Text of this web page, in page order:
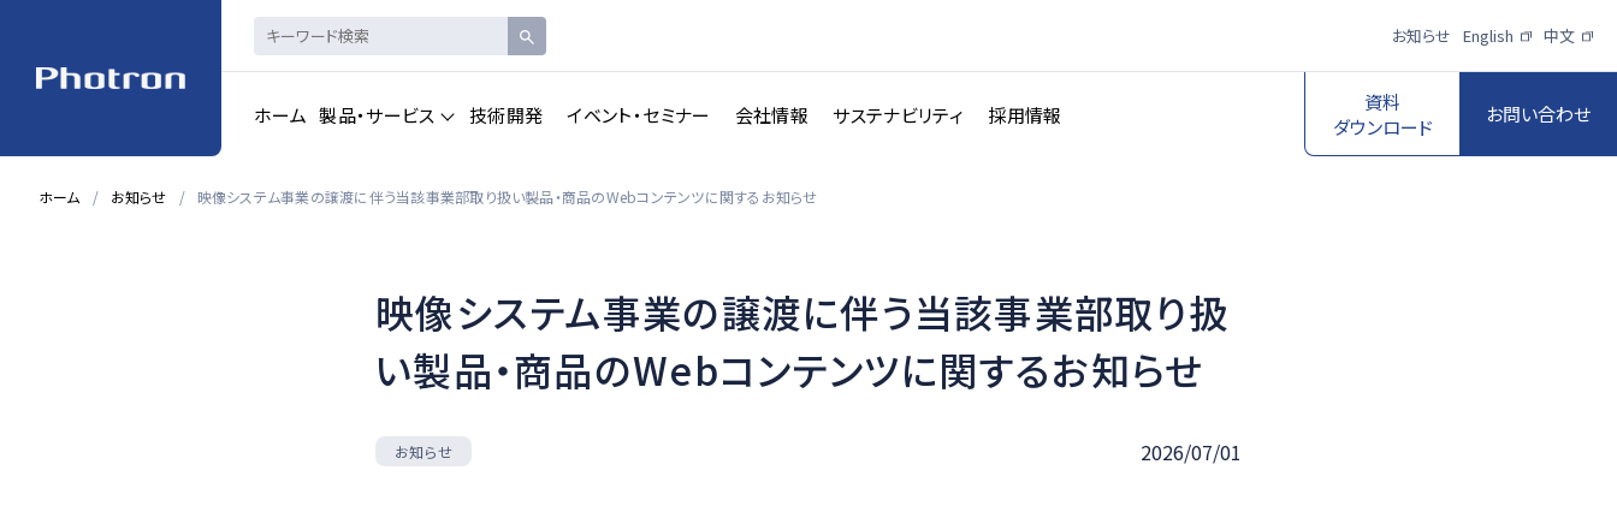
ホーム 製品・サービス 技術開発 イベント・セミナー 会社情報 サステナビリティ 採用情報
資料
ダウンロード
お問い合わせ
お知らせ English 中文
CAD製品 映像伝送サービス 講義収録・ 講義動
画配信システム
スポーツ映像伝
送・制作プロダク
ションサービス
ホーム お知らせ 映像システム事業の譲渡に伴う当該事業部取り扱い製品・商品のWebコンテンツに関するお知らせ
映像システム事業の譲渡に伴う当該事業部取り扱
い製品・商品のWebコンテンツに関するお知らせ
お知らせ 2026/07/01